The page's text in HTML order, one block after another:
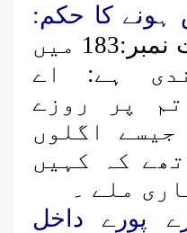
کا حکم:
سورۃ البقرہ آیت نمبر:183 میں
ہے: اے
پر روزے
اگلوں
کہ کہیں
ملے ۔
پورے داخل